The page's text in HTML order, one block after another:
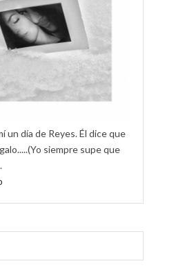
un día de Reyes. Él dice que
siempre supe que